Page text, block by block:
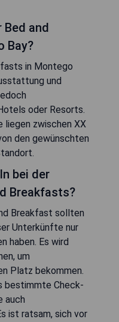
Bed and
Bay?
in Montego
und
oder Resorts.
liegen zwischen XX
den gewünschten
bei der
Breakfasts?
Breakfast sollten
Unterkünfte nur
haben. Es wird
um
Platz bekommen.
bestimmte Check-
auch
ist ratsam, sich vor